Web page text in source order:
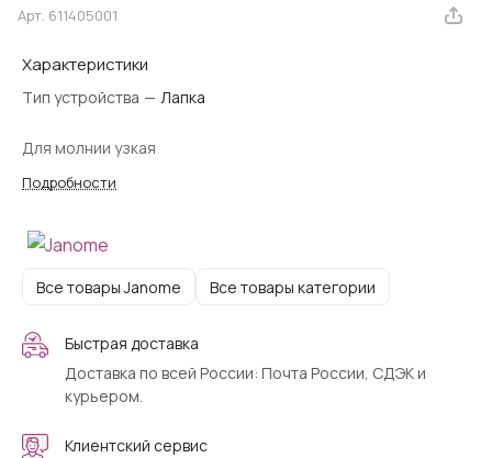
Арт. 611405001
Характеристики
Тип устройства — Лапка
Для молнии узкая
Подробности
Все товары Janome Все товары категории
Быстрая доставка
Доставка по всей России: Почта России, СДЭК и
курьером.
Клиентский сервис